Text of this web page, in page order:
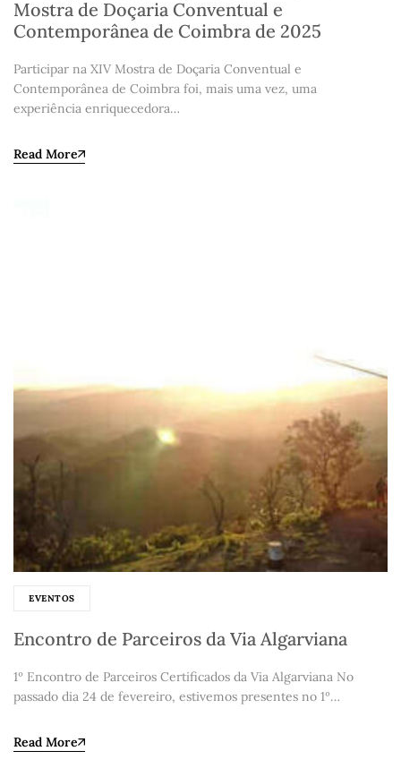
Mostra de Doçaria Conventual e
Contemporânea de Coimbra de 2025
Participar na XIV Mostra de Doçaria Conventual e
Contemporânea de Coimbra foi, mais uma vez, uma
experiência enriquecedora…
Read More
EVENTOS
Encontro de Parceiros da Via Algarviana
1º Encontro de Parceiros Certificados da Via Algarviana No
passado dia 24 de fevereiro, estivemos presentes no 1º…
Read More